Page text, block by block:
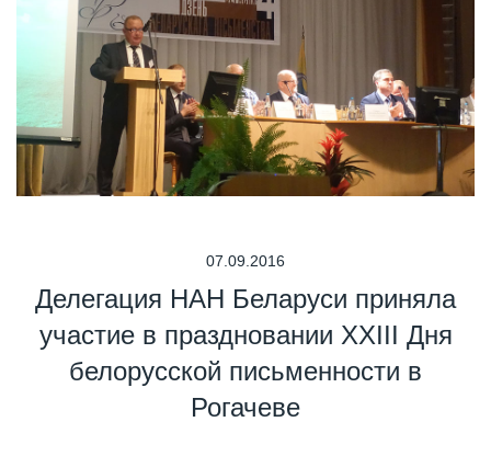
07.09.2016
Делегация НАН Беларуси приняла
участие в праздновании ХХІІІ Дня
белорусской письменности в
Рогачеве